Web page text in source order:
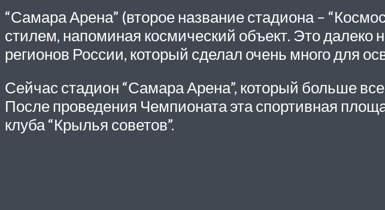
“Самара Арена” (второе название стадиона –
стилем, напоминая космический объект. Это далеко
регионов России, который сделал очень много для
Сейчас стадион “Самара Арена”, который больше
После проведения Чемпионата эта спортивная
клуба “Крылья советов”.